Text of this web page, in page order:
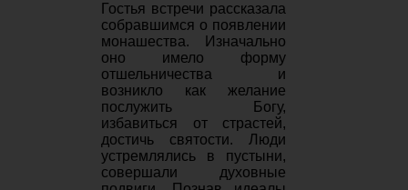
Гостья встречи рассказала
собравшимся о появлении
монашества. Изначально
оно имело форму
отшельничества и
возникло как желание
послужить Богу,
избавиться от страстей,
достичь святости. Люди
устремлялись в пустыни,
совершали духовные